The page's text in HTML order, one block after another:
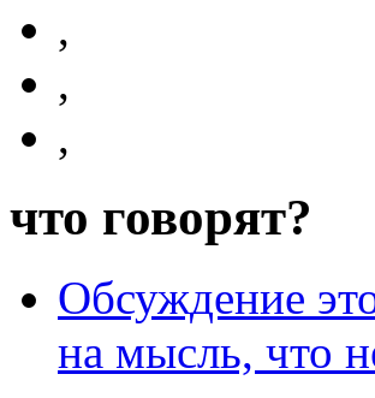
,
,
,
что говорят?
Обсуждение
на мысль, что